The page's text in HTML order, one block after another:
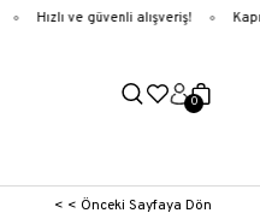
Hızlı ve güvenli alışveriş!
0
< < Önceki Sayfaya Dön